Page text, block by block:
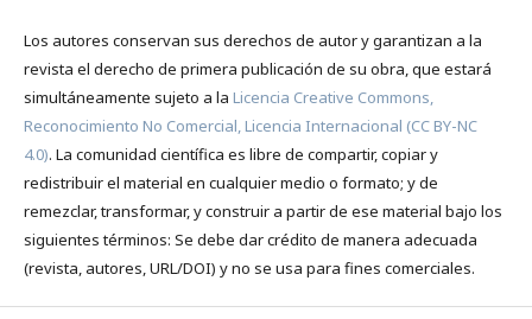
Los autores conservan sus derechos de autor y garantizan a la
revista el derecho de primera publicación de su obra, que estará
simultáneamente sujeto a la Licencia Creative Commons,
Reconocimiento No Comercial, Licencia Internacional (CC BY-NC
4.0). La comunidad científica es libre de compartir, copiar y
redistribuir el material en cualquier medio o formato; y de
remezclar, transformar, y construir a partir de ese material bajo los
siguientes términos: Se debe dar crédito de manera adecuada
(revista, autores, URL/DOI) y no se usa para fines comerciales.